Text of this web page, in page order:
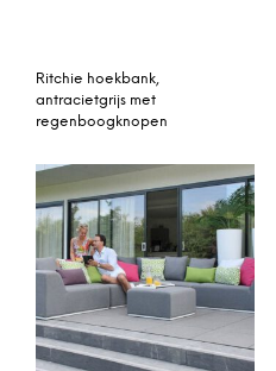
Ritchie hoekbank,
antracietgrijs met
regenboogknopen